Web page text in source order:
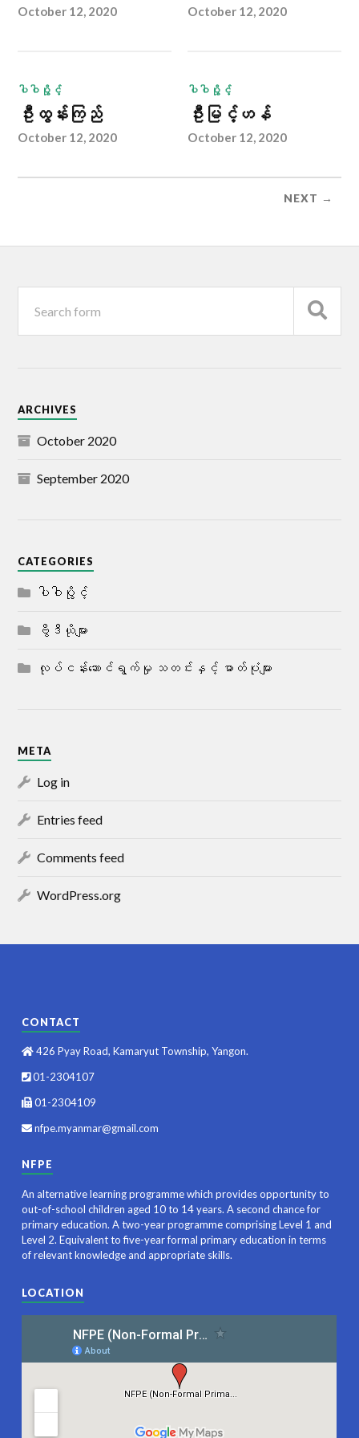
October 12, 2020 October 12, 2020
ပါဝါပွိုင့်
ဦးထွန်းကြည်
October 12, 2020
ပါဝါပွိုင့်
ဦးမြင့်ဟန်
October 12, 2020
NEXT →
ARCHIVES
October 2020
September 2020
CATEGORIES
ပါဝါပွိုင့်
ဗွီဒီယိုများ
လုပ်ငန်းဆောင်ရွက်မှု သတင်းနှင့် ဓာတ်ပုံများ
META
Log in
Entries feed
Comments feed
WordPress.org
CONTACT
426 Pyay Road, Kamaryut Township, Yangon.
01-2304107
01-2304109
nfpe.myanmar@gmail.com
NFPE
An alternative learning programme which provides opportunity to
out-of-school children aged 10 to 14 years. A second chance for
primary education. A two-year programme comprising Level 1 and
Level 2. Equivalent to five-year formal primary education in terms
of relevant knowledge and appropriate skills.
LOCATION